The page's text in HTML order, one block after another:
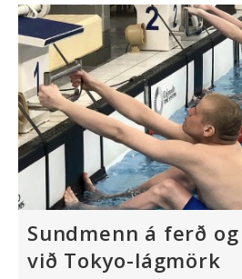
Sundmenn á ferð
við Tokyo-lágmörk